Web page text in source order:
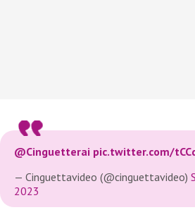
@Cinguetterai pic.twitter.com/
— Cinguettavideo (@cinguettavideo)
2023